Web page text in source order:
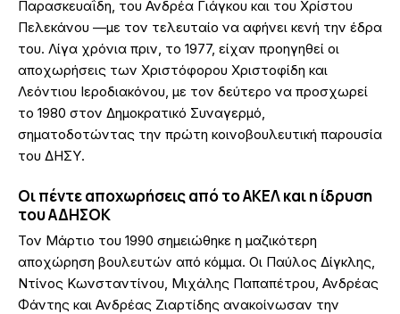
Παρασκευαΐδη, του Ανδρέα Γιάγκου και του Χρίστου
Πελεκάνου —με τον τελευταίο να αφήνει κενή την έδρα
του. Λίγα χρόνια πριν, το 1977, είχαν προηγηθεί οι
αποχωρήσεις των Χριστόφορου Χριστοφίδη και
Λεόντιου Ιεροδιακόνου, με τον δεύτερο να προσχωρεί
το 1980 στον Δημοκρατικό Συναγερμό,
σηματοδοτώντας την πρώτη κοινοβουλευτική παρουσία
του ΔΗΣΥ.
Οι πέντε αποχωρήσεις από το ΑΚΕΛ και η ίδρυση
του ΑΔΗΣΟΚ
Τον Μάρτιο του 1990 σημειώθηκε η μαζικότερη
αποχώρηση βουλευτών από κόμμα. Οι Παύλος Δίγκλης,
Ντίνος Κωνσταντίνου, Μιχάλης Παπαπέτρου, Ανδρέας
Φάντης και Ανδρέας Ζιαρτίδης ανακοίνωσαν την